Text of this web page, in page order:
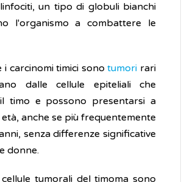
un tipo di globuli bianchi
l'organismo a combattere le
i carcinomi timici sonotumori rari
dalle cellule epiteliali che
timo e possono presentarsi a
anche se più frequentemente
senza differenze significative
donne.
tumorali del timoma sono